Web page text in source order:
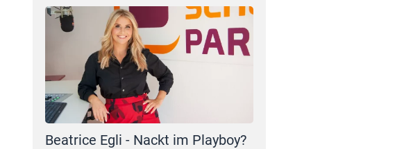
Beatrice Egli - Nackt im Playboy?